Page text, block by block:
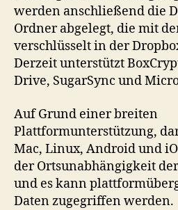
werden anschließend die
Ordner abgelegt, die mit
verschlüsselt in der
Derzeit unterstützt
Drive, SugarSync und
Auf Grund einer breiten
Plattformunterstützung,
Mac, Linux, Android und
der Ortsunabhängigkeit
und es kann
Daten zugegriffen werden.